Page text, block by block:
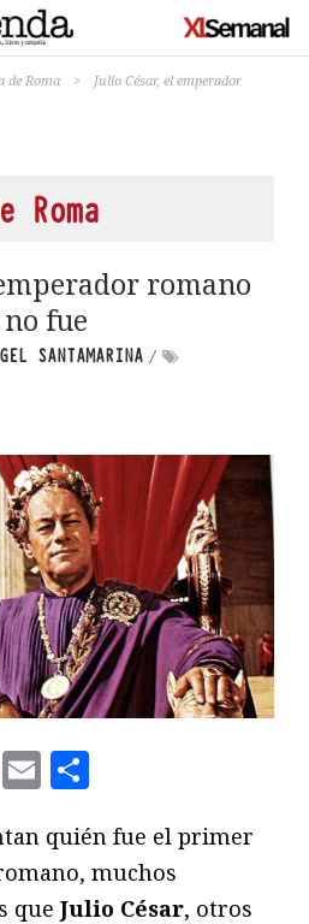
de Roma >
Julio César, el emperador
romano
fue
SANTAMARINA /
Telegram
Email
quién fue el primer
muchos
que Julio César, otros